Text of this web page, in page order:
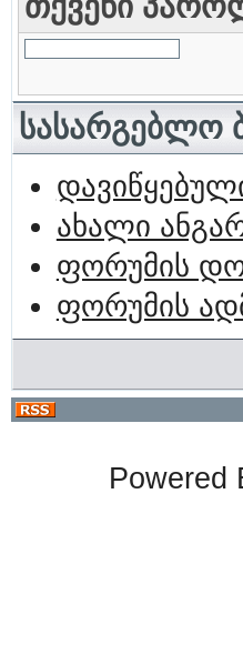
სასარგებლო
ახალი
ფორუმის
ფორუმის
Powered